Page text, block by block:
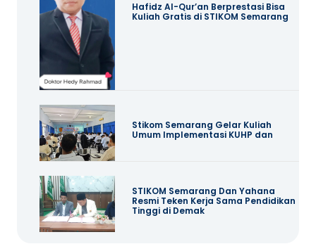
Hafidz Al-Qur’an Berprestasi Bisa
Kuliah Gratis di STIKOM Semarang
Stikom Semarang Gelar Kuliah
Umum Implementasi KUHP dan
STIKOM Semarang Dan Yahana
Resmi Teken Kerja Sama Pendidikan
Tinggi di Demak